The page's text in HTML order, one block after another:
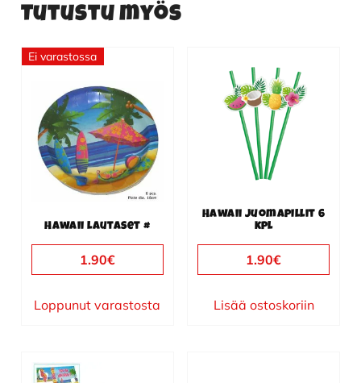
Tutustu myös
Ei varastossa
Hawaii lautaset #
1.90€
Loppunut varastosta
Hawaii juomapillit 6
kpl
1.90€
Lisää ostoskoriin